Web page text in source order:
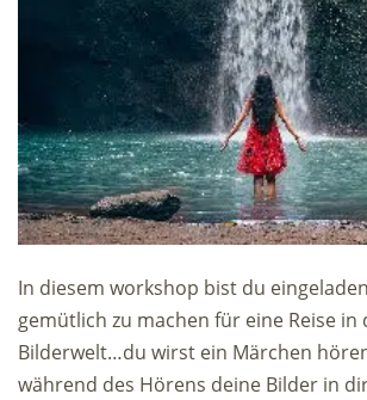
In diesem workshop bist du
gemütlich zu machen für eine Reise in
Bilderwelt…du wirst ein Märchen
während des Hörens deine Bilder in